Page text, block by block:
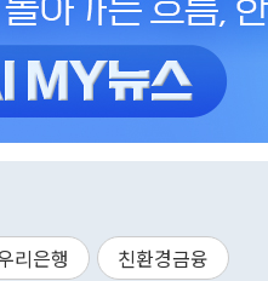
리은행 친환경금융